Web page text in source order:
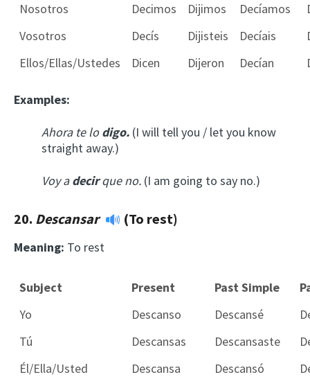
Nosotros
Decimos Dijimos Decíamos
Vosotros
Decís Dijisteis Decíais
Ellos/Ellas/Ustedes
Dicen Dijeron Decían
Examples:
Ahora te lodigo. (I will tell you / let you know
straight away.)
Voy adecirque no. (I am going to say no.)
20. Descansar (To rest)
Meaning: To rest
Subject Present Past Simple
Subject
Present Past Simple
Yo Descanso Descansé
Tú
Descansas Descansaste
Él/Ella/Usted
Descansa Descansó